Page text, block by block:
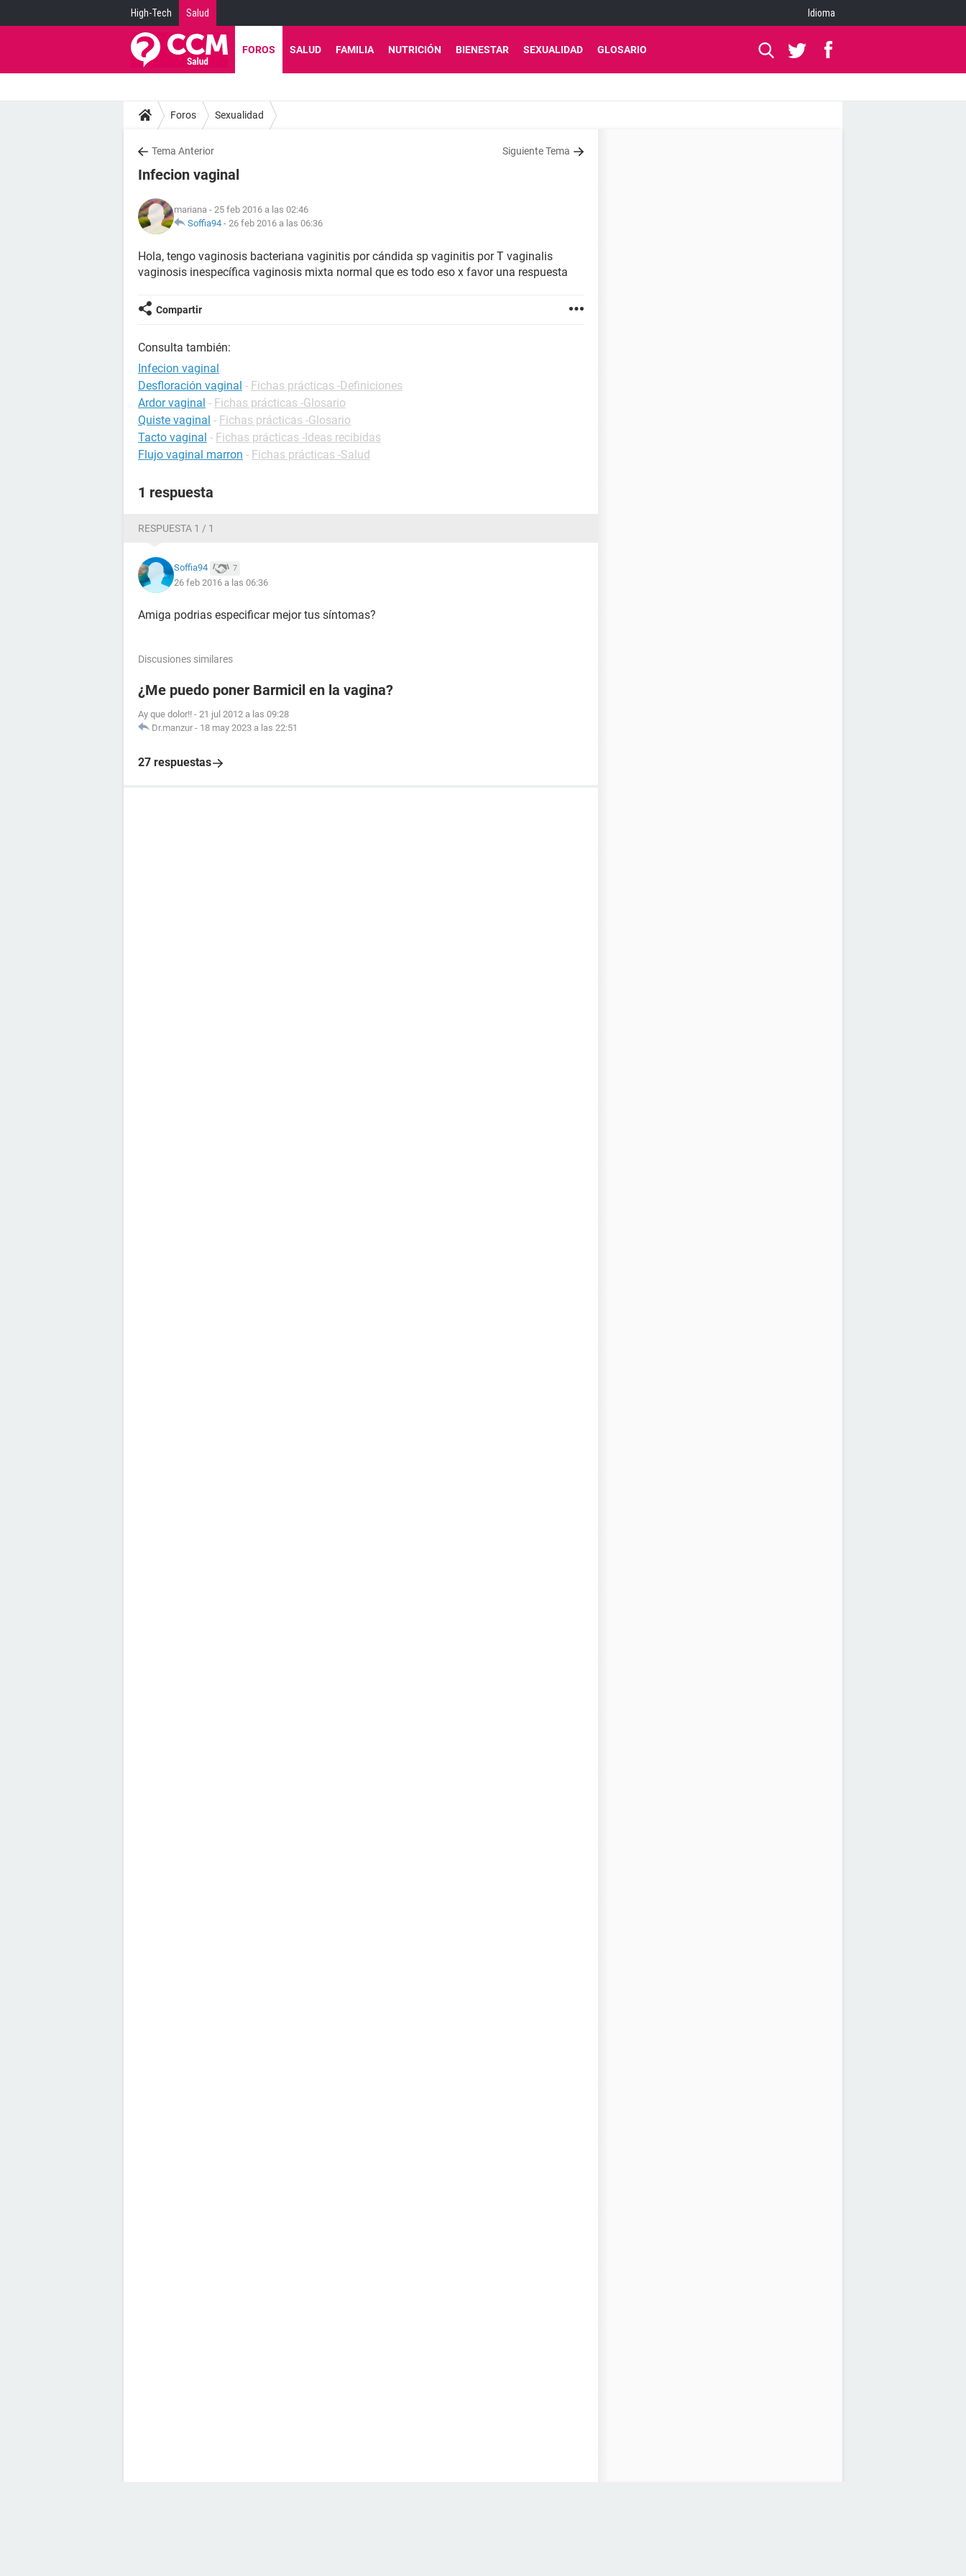
High-Tech Salud Idioma
FOROS SALUD FAMILIA NUTRICIÓN BIENESTAR SEXUALIDAD GLOSARIO
Foros Sexualidad
Tema Anterior Siguiente Tema
Infecion vaginal
mariana - 25 feb 2016 a las 02:46
Soffia94 - 26 feb 2016 a las 06:36
Hola, tengo vaginosis bacteriana vaginitis por cándida sp vaginitis por T vaginalis
vaginosis inespecífica vaginosis mixta normal que es todo eso x favor una respuesta
Compartir
Consulta también:
Infecion vaginal
Desfloración vaginal - Fichas prácticas -Definiciones
Ardor vaginal - Fichas prácticas -Glosario
Quiste vaginal - Fichas prácticas -Glosario
Tacto vaginal - Fichas prácticas -Ideas recibidas
Flujo vaginal marron - Fichas prácticas -Salud
1 respuesta
RESPUESTA 1 / 1
Soffia94 7
26 feb 2016 a las 06:36
Amiga podrias especificar mejor tus síntomas?
Discusiones similares
¿Me puedo poner Barmicil en la vagina?
Ay que dolor!! - 21 jul 2012 a las 09:28
Dr.manzur - 18 may 2023 a las 22:51
27 respuestas